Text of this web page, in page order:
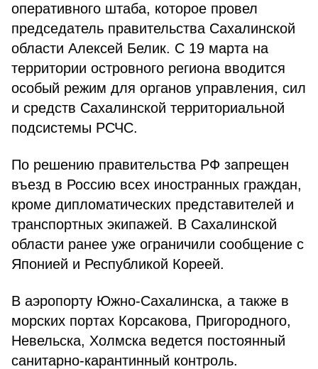
оперативного штаба, которое провел
председатель правительства Сахалинской
области Алексей Белик. С 19 марта на
территории островного региона вводится
особый режим для органов управления, сил
и средств Сахалинской территориальной
подсистемы РСЧС.
По решению правительства РФ запрещен
въезд в Россию всех иностранных граждан,
кроме дипломатических представителей и
транспортных экипажей. В Сахалинской
области ранее уже ограничили сообщение с
Японией и Республикой Кореей.
В аэропорту Южно-Сахалинска, а также в
морских портах Корсакова, Пригородного,
Невельска, Холмска ведется постоянный
санитарно-карантинный контроль.